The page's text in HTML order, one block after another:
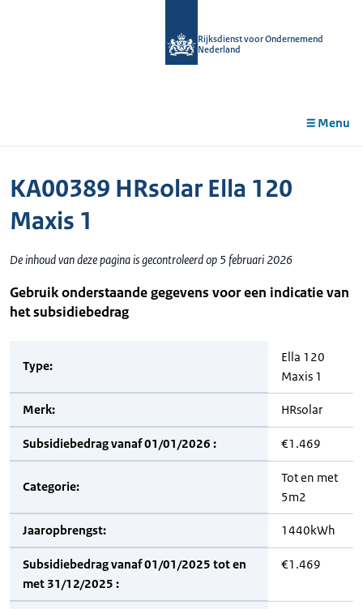
Rijksdienst voor Ondernemend
Nederland
Menu
KA00389 HRsolar Ella 120
Maxis 1
De inhoud van deze pagina is gecontroleerd op 5 februari 2026
Gebruik onderstaande gegevens voor een indicatie van
het subsidiebedrag
Type:
Ella 120
Maxis 1
Merk: HRsolar
Subsidiebedrag vanaf 01/01/2026 : €1.469
Categorie:
Tot en met
5m2
Jaaropbrengst: 1440kWh
Subsidiebedrag vanaf 01/01/2025 tot en
met 31/12/2025 :
€1.469